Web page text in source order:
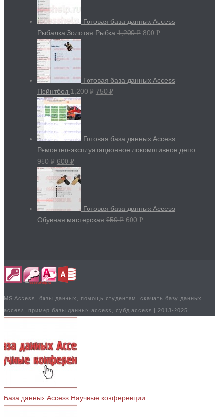
Готовая база данных Access
Рыбалка Золотая Рыбка 1,200Р 800 Р
Готовая база данных Access
Пейнтбол 1,200Р 750 Р
Готовая база данных Access
Ремонтно-эксплуатационное локомотивное депо
950Р
УБ.
600 Р
УБ.
Готовая база данных Access
Обувная мастерская 950Р 600 Р
MS Access, базы данных, помощь студентам, скачать базу данных
access, пример базы данных access, субд access | 2013-2025
База данных Access Научные конференции